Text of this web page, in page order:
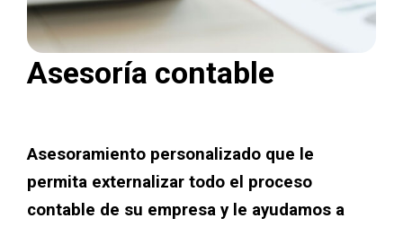
Asesoría contable
Asesoramiento personalizado que le
permita externalizar todo el proceso
contable de su empresa y le ayudamos a